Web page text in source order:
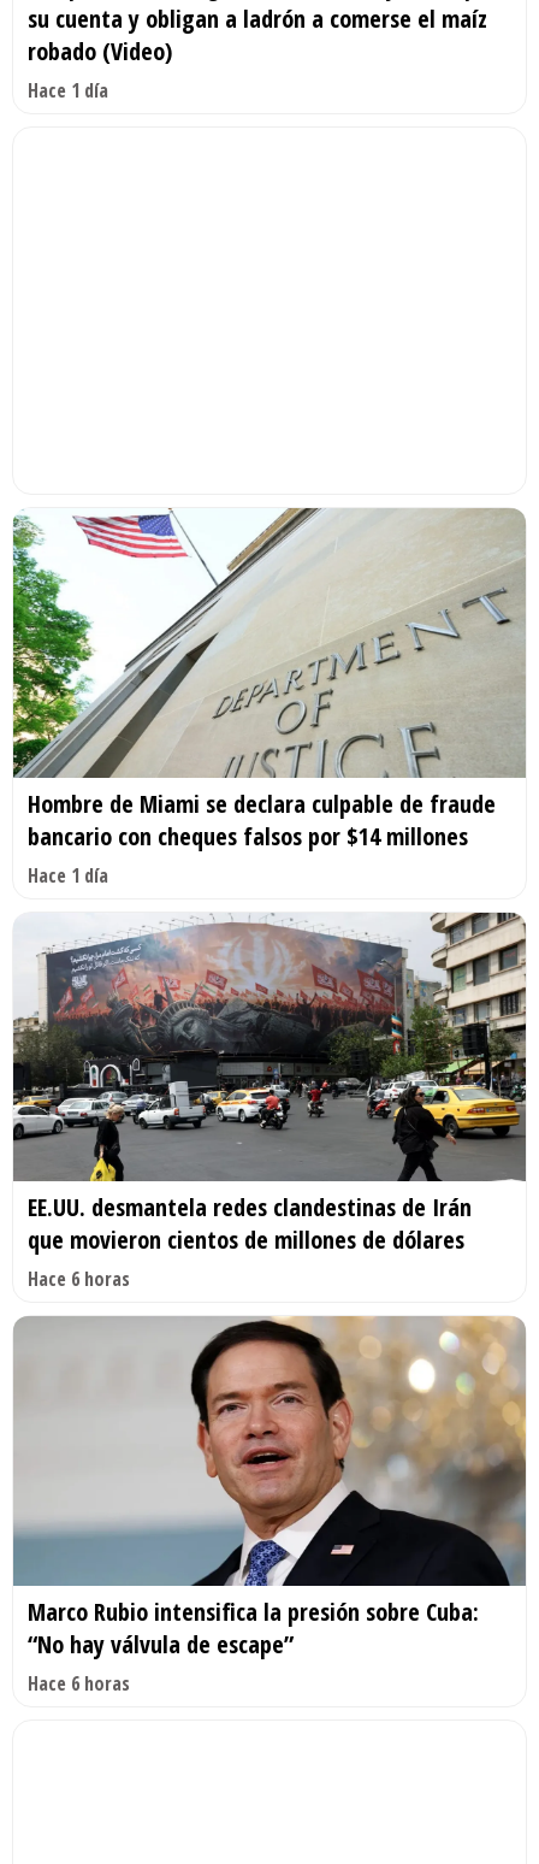
su cuenta y obligan a ladrón a comerse el maíz
robado (Video)
Hace 1 día
Hombre de Miami se declara culpable de fraude
bancario con cheques falsos por $14 millones
Hace 1 día
EE.UU. desmantela redes clandestinas de Irán
que movieron cientos de millones de dólares
Hace 6 horas
Marco Rubio intensifica la presión sobre Cuba:
“No hay válvula de escape”
Hace 6 horas